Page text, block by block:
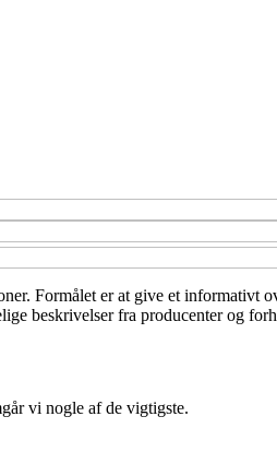
Formålet er at give et informativt
beskrivelser fra producenter og
vi nogle af de vigtigste.